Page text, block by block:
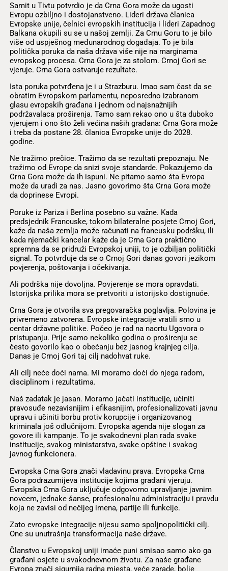
Samit u Tivtu potvrdio je da Crna Gora može da ugosti
Evropu ozbiljno i dostojanstveno. Lideri država članica
Evropske unije, čelnici evropskih institucija i lideri Zapadnog
Balkana okupili su se u našoj zemlji. Za Crnu Goru to je bilo
više od uspješnog međunarodnog događaja. To je bila
politička poruka da naša država više nije na marginama
evropskog procesa. Crna Gora je za stolom. Crnoj Gori se
vjeruje. Crna Gora ostvaruje rezultate.
Ista poruka potvrđena je i u Strazburu. Imao sam čast da se
obratim Evropskom parlamentu, neposredno izabranom
glasu evropskih građana i jednom od najsnažnijih
podržavalaca proširenja. Tamo sam rekao ono u šta duboko
vjerujem i ono što želi većina naših građana: Crna Gora može
i treba da postane 28. članica Evropske unije do 2028.
godine.
Ne tražimo prečice. Tražimo da se rezultati prepoznaju. Ne
tražimo od Evrope da snizi svoje standarde. Pokazujemo da
Crna Gora može da ih ispuni. Ne pitamo samo šta Evropa
može da uradi za nas. Jasno govorimo šta Crna Gora može
da doprinese Evropi.
Poruke iz Pariza i Berlina posebno su važne. Kada
predsjednik Francuske, tokom bilateralne posjete Crnoj Gori,
kaže da naša zemlja može računati na francusku podršku, ili
kada njemački kancelar kaže da je Crna Gora praktično
spremna da se pridruži Evropskoj uniji, to je ozbiljan politički
signal. To potvrđuje da se o Crnoj Gori danas govori jezikom
povjerenja, poštovanja i očekivanja.
Ali podrška nije dovoljna. Povjerenje se mora opravdati.
Istorijska prilika mora se pretvoriti u istorijsko dostignuće.
Crna Gora je otvorila sva pregovaračka poglavlja. Polovina je
privremeno zatvorena. Evropske integracije vratili smo u
centar državne politike. Počeo je rad na nacrtu Ugovora o
pristupanju. Prije samo nekoliko godina o proširenju se
često govorilo kao o obećanju bez jasnog krajnjeg cilja.
Danas je Crnoj Gori taj cilj nadohvat ruke.
Ali cilj neće doći nama. Mi moramo doći do njega radom,
disciplinom i rezultatima.
Naš zadatak je jasan. Moramo jačati institucije, učiniti
pravosuđe nezavisnijim i efikasnijim, profesionalizovati javnu
upravu i učiniti borbu protiv korupcije i organizovanog
kriminala još odlučnijom. Evropska agenda nije slogan za
govore ili kampanje. To je svakodnevni plan rada svake
institucije, svakog ministarstva, svake opštine i svakog
javnog funkcionera.
Evropska Crna Gora znači vladavinu prava. Evropska Crna
Gora podrazumijeva institucije kojima građani vjeruju.
Evropska Crna Gora uključuje odgovorno upravljanje javnim
novcem, jednake šanse, profesionalnu administraciju i pravdu
koja ne zavisi od nečijeg imena, partije ili funkcije.
Zato evropske integracije nijesu samo spoljnopolitički cilj.
One su unutrašnja transformacija naše države.
Članstvo u Evropskoj uniji imaće puni smisao samo ako ga
građani osjete u svakodnevnom životu. Za naše građane
Evropa znači sigurnija radna mjesta, veće zarade, bolje